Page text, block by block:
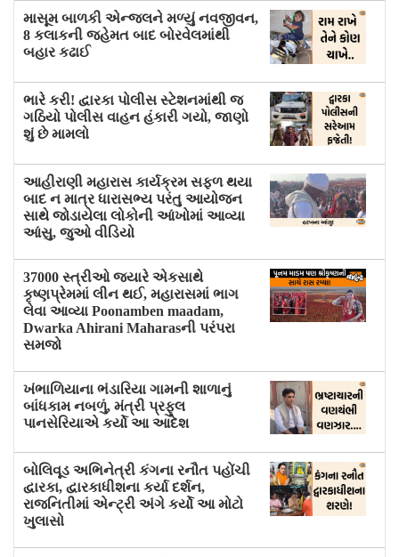
માસૂમ બાળકી એન્જલને મળ્યું નવજીવન,
8 કલાકની જહેમત બાદ બોરવેલમાંથી
બહાર કઢાઈ
ભારે કરી! દ્વારકા પોલીસ સ્ટેશનમાંથી જ
ગઠિયો પોલીસ વાહન હંકારી ગયો, જાણો
શું છે મામલો
આહીરાણી મહારાસ કાર્યક્રમ સફળ થયા
બાદ ન માત્ર ધારાસભ્ય પરંતુ આયોજન
સાથે જોડાયેલા લોકોની આંખોમાં આવ્યા
આંસુ, જુઓ વીડિયો
37000 સ્ત્રીઓ જ્યારે એકસાથે
કૃષ્ણપ્રેમમાં લીન થઈ, મહારાસમાં ભાગ
લેવા આવ્યા Poonamben maadam,
Dwarka Ahirani Maharasની પરંપરા
સમજો
ખંભાળિયાના ભંડારિયા ગામની શાળાનું
બાંધકામ નબળું, મંત્રી પ્રફુલ
પાનસેરિયાએ કર્યો આ આદેશ
બોલિવૂડ અભિનેત્રી કંગના રનૌત પહોંચી
દ્વારકા, દ્વારકાધીશના કર્યા દર્શન,
રાજનિતીમાં એન્ટ્રી અંગે કર્યો આ મોટો
ખુલાસો